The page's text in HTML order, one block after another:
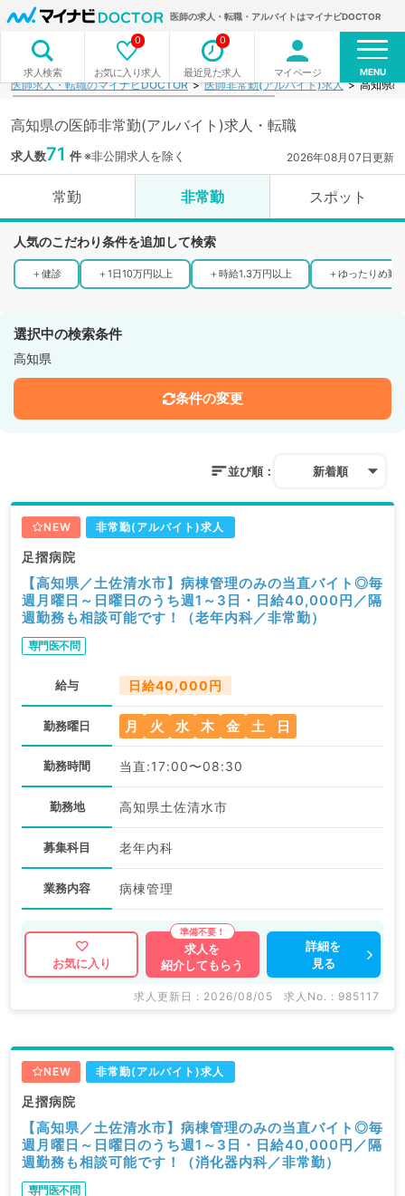
医師の求人・転職・アルバイトはマイナビDOCTOR
求人検索 お気に入り求人
0
最近見た求人
0
マイページ MENU
医師求人・転職のマイナビDOCTOR 医師非常勤(アルバイト)求人 高知県
高知県の医師非常勤(アルバイト)求人・転職
求人数71 件※非公開求人を除く 2026年08月07日更新
常勤 非常勤 スポット
人気のこだわり条件を追加して検索
＋健診 ＋1日10万円以上 ＋時給1.3万円以上 ＋ゆったりめ勤
選択中の検索条件
高知県
条件の変更
並び順： 新着順
NEW 非常勤(アルバイト)求人
足摺病院
【高知県／土佐清水市】病棟管理のみの当直バイト◎毎
週月曜日～日曜日のうち週1～3日・日給40,000円／隔
週勤務も相談可能です！（老年内科／非常勤）
専門医不問
給与 日給40,000円
勤務曜日 月 火 水 木 金 土 日
勤務時間 当直:17:00〜08:30
勤務地 高知県土佐清水市
募集科目 老年内科
業務内容 病棟管理
お気に入り
求人を
紹介してもらう
詳細を
見る
求人更新日 : 2026/08/05 求人No. : 985117
NEW 非常勤(アルバイト)求人
足摺病院
【高知県／土佐清水市】病棟管理のみの当直バイト◎毎
週月曜日～日曜日のうち週1～3日・日給40,000円／隔
週勤務も相談可能です！（消化器内科／非常勤）
専門医不問